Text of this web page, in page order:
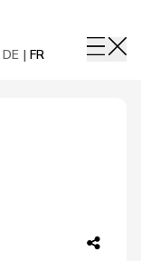
DE FR